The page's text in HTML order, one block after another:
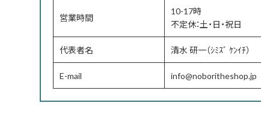
営業時間
10-17時
不定休：土・日・祝日
代表者名 清水 研一（ｼﾐｽﾞ ｹﾝｲﾁ）
E-mail info@noboritheshop.jp